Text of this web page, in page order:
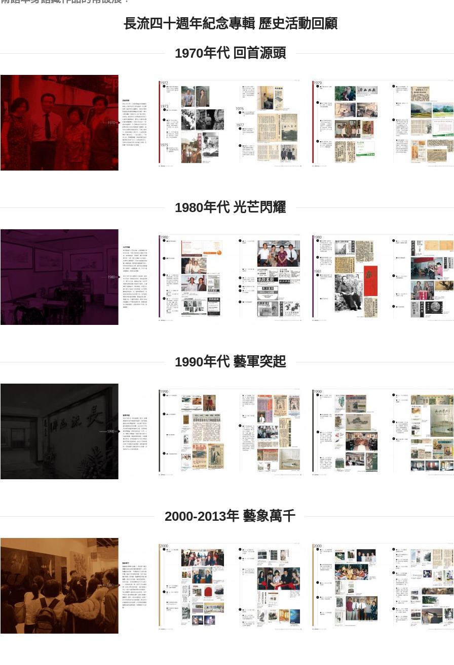
長流四十週年紀念專輯 歷史活動回顧
1970年代 回首源頭
1980年代 光芒閃耀
1990年代 藝軍突起
2000-2013年 藝象萬千